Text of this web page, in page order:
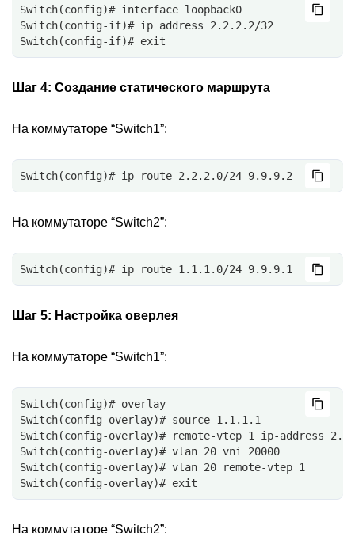
Switch(config)# interface loopback0
Switch(config-if)# ip address 2.2.2.2/32
Switch(config-if)# exit
Шаг 4: Создание статического маршрута
На коммутаторе “Switch1”:
Switch(config)# ip route 2.2.2.0/24 9.9.9.2
На коммутаторе “Switch2”:
Switch(config)# ip route 1.1.1.0/24 9.9.9.1
Шаг 5: Настройка оверлея
На коммутаторе “Switch1”:
Switch(config)# overlay
Switch(config-overlay)# source 1.1.1.1
Switch(config-overlay)# remote-vtep 1 ip-address
Switch(config-overlay)# vlan 20 vni 20000
Switch(config-overlay)# vlan 20 remote-vtep 1
Switch(config-overlay)# exit
На коммутаторе “Switch2”: